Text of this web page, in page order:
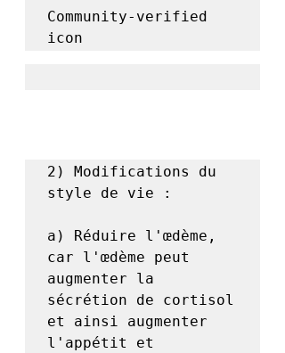
Community-verified
icon
2) Modifications du
style de vie :
a) Réduire l'œdème,
car l'œdème peut
augmenter la
sécrétion de cortisol
et ainsi augmenter
l'appétit et